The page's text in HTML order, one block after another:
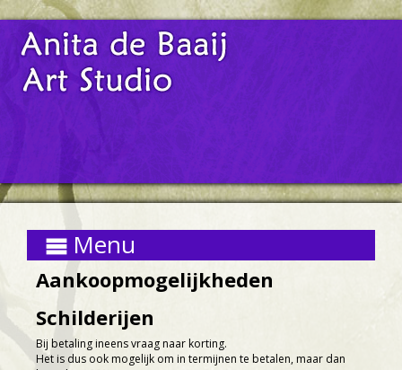
 Menu
Aankoopmogelijkheden
Schilderijen
Bij betaling ineens vraag naar korting.
Het is dus ook mogelijk om in termijnen te betalen, maar dan